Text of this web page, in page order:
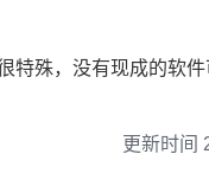
殊，没有现成的软
更新时间